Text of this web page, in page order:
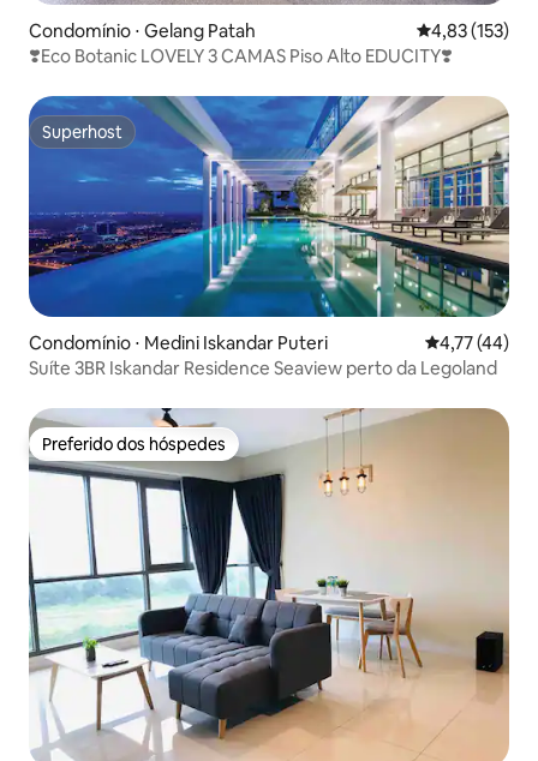
Condomínio ⋅ Gelang Patah 4,83 de uma
4,83 (153)
❣️Eco Botanic LOVELY 3 CAMAS Piso Alto EDUCITY❣️
Superhost
Superhost
Condomínio ⋅ Medini Iskandar Puteri 4,77 de uma
4,77 (44)
Suíte 3BR Iskandar Residence Seaview perto da Legoland
Preferido dos hóspedes
Preferido dos hóspedes